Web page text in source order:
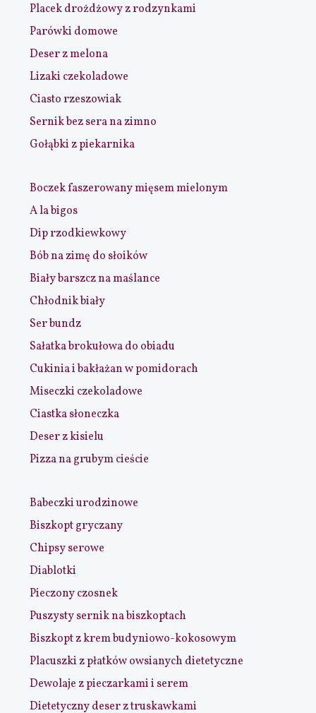
Placek drożdżowy z rodzynkami
Parówki domowe
Deser z melona
Lizaki czekoladowe
Ciasto rzeszowiak
Sernik bez sera na zimno
Gołąbki z piekarnika
Boczek faszerowany mięsem mielonym
A la bigos
Dip rzodkiewkowy
Bób na zimę do słoików
Biały barszcz na maślance
Chłodnik biały
Ser bundz
Sałatka brokułowa do obiadu
Cukinia i bakłażan w pomidorach
Miseczki czekoladowe
Ciastka słoneczka
Deser z kisielu
Pizza na grubym cieście
Babeczki urodzinowe
Biszkopt gryczany
Chipsy serowe
Diablotki
Pieczony czosnek
Puszysty sernik na biszkoptach
Biszkopt z krem budyniowo-kokosowym
Placuszki z płatków owsianych dietetyczne
Dewolaje z pieczarkami i serem
Dietetyczny deser z truskawkami